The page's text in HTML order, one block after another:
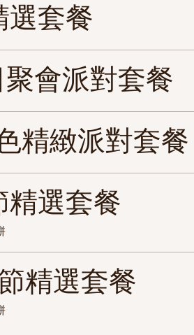
選套餐
會派對套餐
精緻派對套餐
精選套餐
精選套餐